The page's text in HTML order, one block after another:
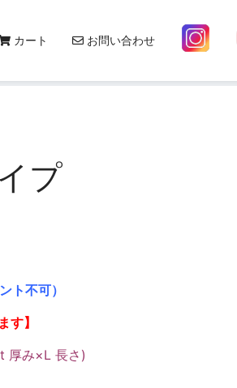
カート お問い合わせ
プ
ト不可）
す】
厚み×L 長さ)